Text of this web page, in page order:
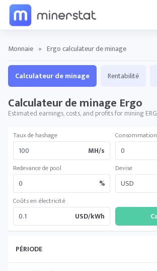
Monnaie » Ergo calculateur de minage
Calculateur de minage Rentabilité
Calculateur de minage Ergo
Estimated earnings, costs, and profits for mining
Taux de hashage
MH/s
Redevance de pool
%
Devise
Coûts en électricité
USD/kWh
PÉRIODE